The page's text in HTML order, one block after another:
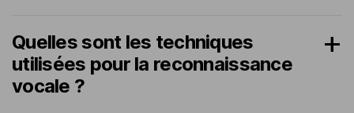
Quelles sont les techniques
utilisées pour la reconnaissance
vocale ?